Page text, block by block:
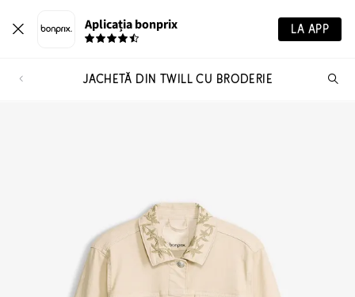
Aplicația bonprix LA APP
JACHETĂ DIN TWILL CU BRODERIE